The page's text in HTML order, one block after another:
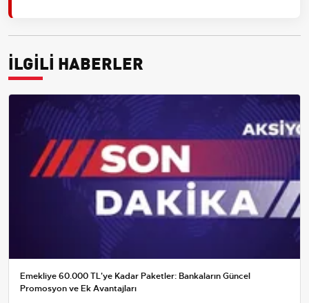
İLGİLİ HABERLER
Emekliye 60.000 TL'ye Kadar Paketler: Bankaların Güncel
Promosyon ve Ek Avantajları